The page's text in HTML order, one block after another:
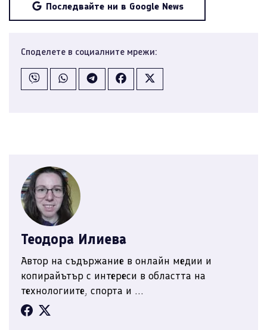
Последвайте ни в Google News
Споделете в социалните мрежи:
Теодора Илиева
Автор на съдържание в онлайн медии и
копирайътър с интереси в областта на
технологиите, спорта и ...